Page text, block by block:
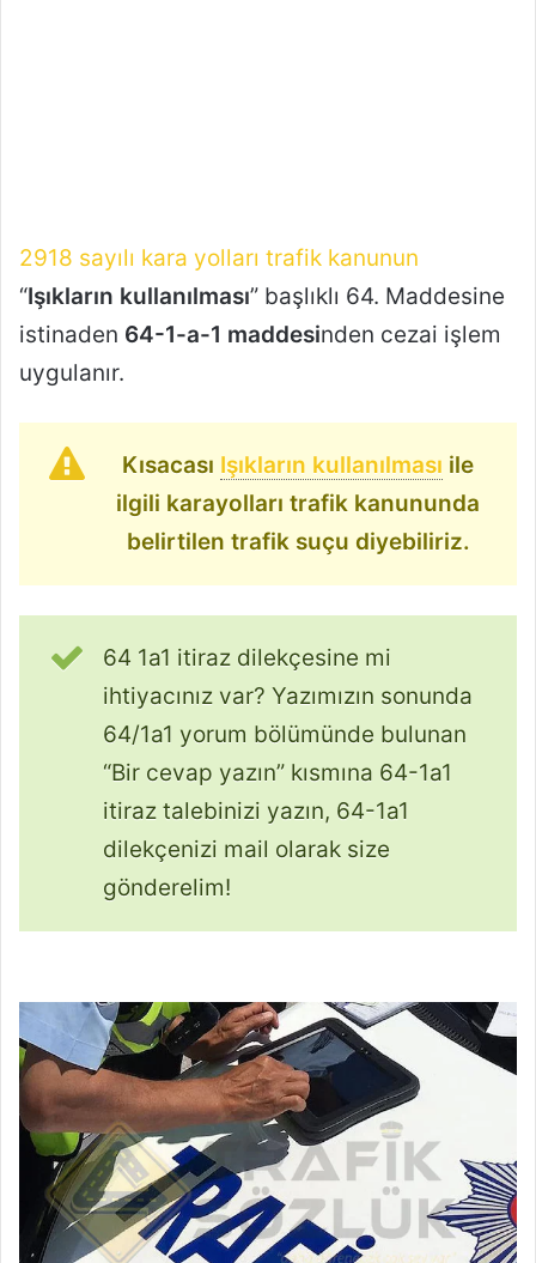
2918 sayılı kara yolları trafik kanunun
“Işıkların kullanılması” başlıklı 64. Maddesine
istinaden 64-1-a-1 maddesinden cezai işlem
uygulanır.
Kısacası Işıkların kullanılması ile
ilgili karayolları trafik kanununda
belirtilen trafik suçu diyebiliriz.
64 1a1 itiraz dilekçesine mi
ihtiyacınız var? Yazımızın sonunda
64/1a1 yorum bölümünde bulunan
“Bir cevap yazın” kısmına 64-1a1
itiraz talebinizi yazın, 64-1a1
dilekçenizi mail olarak size
gönderelim!